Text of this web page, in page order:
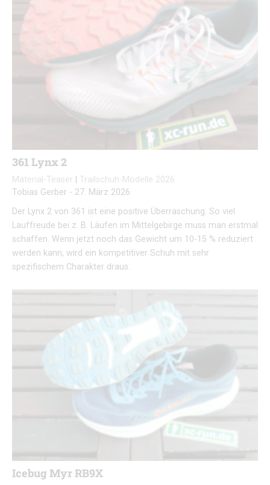
361 Lynx 2
Material-Teaser
Trailschuh-Modelle 2026
Tobias Gerber - 27. März 2026
Der Lynx 2 von 361 ist eine positive Überraschung. So viel
Lauffreude bei z. B. Läufen im Mittelgebirge muss man erstmal
schaffen. Wenn jetzt noch das Gewicht um 10-15 % reduziert
werden kann, wird ein kompetitiver Schuh mit sehr
spezifischem Charakter draus.
Icebug Myr RB9X